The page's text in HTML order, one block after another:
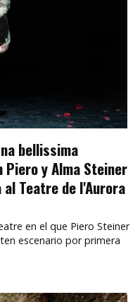
bellissima
y Alma Steiner
Teatre de l'Aurora
en el que Piero Steiner
escenario por primera